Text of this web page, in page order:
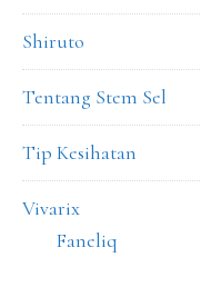
Shiruto
Tentang Stem Sel
Tip Kesihatan
Vivarix
Faneliq